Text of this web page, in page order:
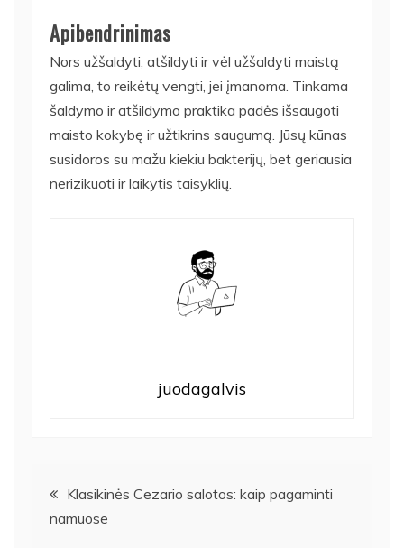
Apibendrinimas
Nors užšaldyti, atšildyti ir vėl užšaldyti maistą
galima, to reikėtų vengti, jei įmanoma. Tinkama
šaldymo ir atšildymo praktika padės išsaugoti
maisto kokybę ir užtikrins saugumą. Jūsų kūnas
susidoros su mažu kiekiu bakterijų, bet geriausia
nerizikuoti ir laikytis taisyklių.
juodagalvis
Navigacija
tarp
Klasikinės Cezario salotos: kaip pagaminti
namuose